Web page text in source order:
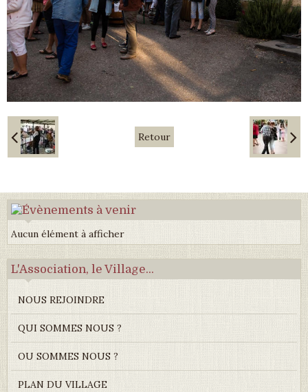
Retour
Aucun élément à afficher
L'Association, le Village...
NOUS REJOINDRE
QUI SOMMES NOUS ?
OU SOMMES NOUS ?
PLAN DU VILLAGE